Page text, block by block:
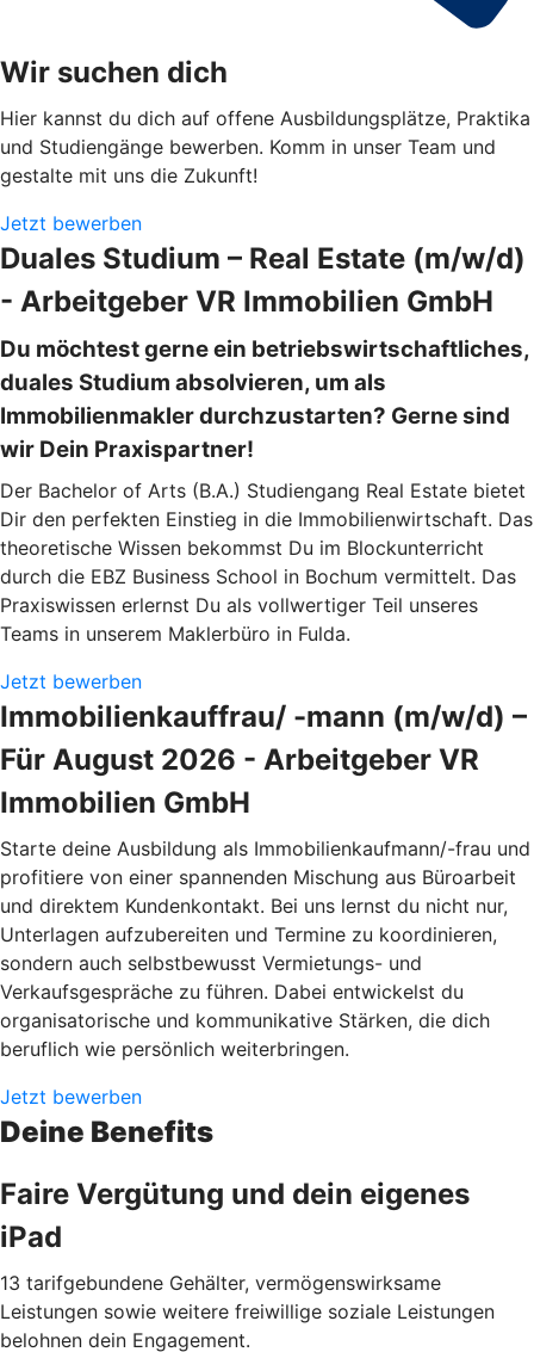
Wir suchen dich
Hier kannst du dich auf offene Ausbildungsplätze, Praktika
und Studiengänge bewerben. Komm in unser Team und
gestalte mit uns die Zukunft!
Jetzt bewerben
Duales Studium – Real Estate (m/w/d)
- Arbeitgeber VR Immobilien GmbH
Du möchtest gerne ein betriebswirtschaftliches,
duales Studium absolvieren, um als
Immobilienmakler durchzustarten? Gerne sind
wir Dein Praxispartner!
Der Bachelor of Arts (B.A.) Studiengang Real Estate bietet
Dir den perfekten Einstieg in die Immobilienwirtschaft. Das
theoretische Wissen bekommst Du im Blockunterricht
durch die EBZ Business School in Bochum vermittelt. Das
Praxiswissen erlernst Du als vollwertiger Teil unseres
Teams in unserem Maklerbüro in Fulda.
Jetzt bewerben
Immobilienkauffrau/ -mann (m/w/d) –
Für August 2026 - Arbeitgeber VR
Immobilien GmbH
Starte deine Ausbildung als Immobilienkaufmann/-frau und
profitiere von einer spannenden Mischung aus Büroarbeit
und direktem Kundenkontakt. Bei uns lernst du nicht nur,
Unterlagen aufzubereiten und Termine zu koordinieren,
sondern auch selbstbewusst Vermietungs- und
Verkaufsgespräche zu führen. Dabei entwickelst du
organisatorische und kommunikative Stärken, die dich
beruflich wie persönlich weiterbringen.
Jetzt bewerben
Deine Benefits
Faire Vergütung und dein eigenes
iPad
13 tarifgebundene Gehälter, vermögenswirksame
Leistungen sowie weitere freiwillige soziale Leistungen
belohnen dein Engagement.